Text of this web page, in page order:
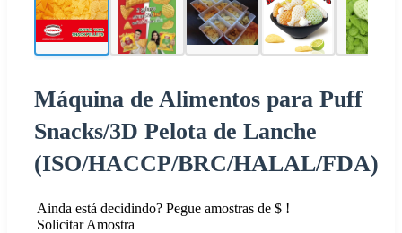
Máquina de Alimentos para Puff
Snacks/3D Pelota de Lanche
(ISO/HACCP/BRC/HALAL/FDA)
Ainda está decidindo? Pegue amostras de $ !
Solicitar Amostra